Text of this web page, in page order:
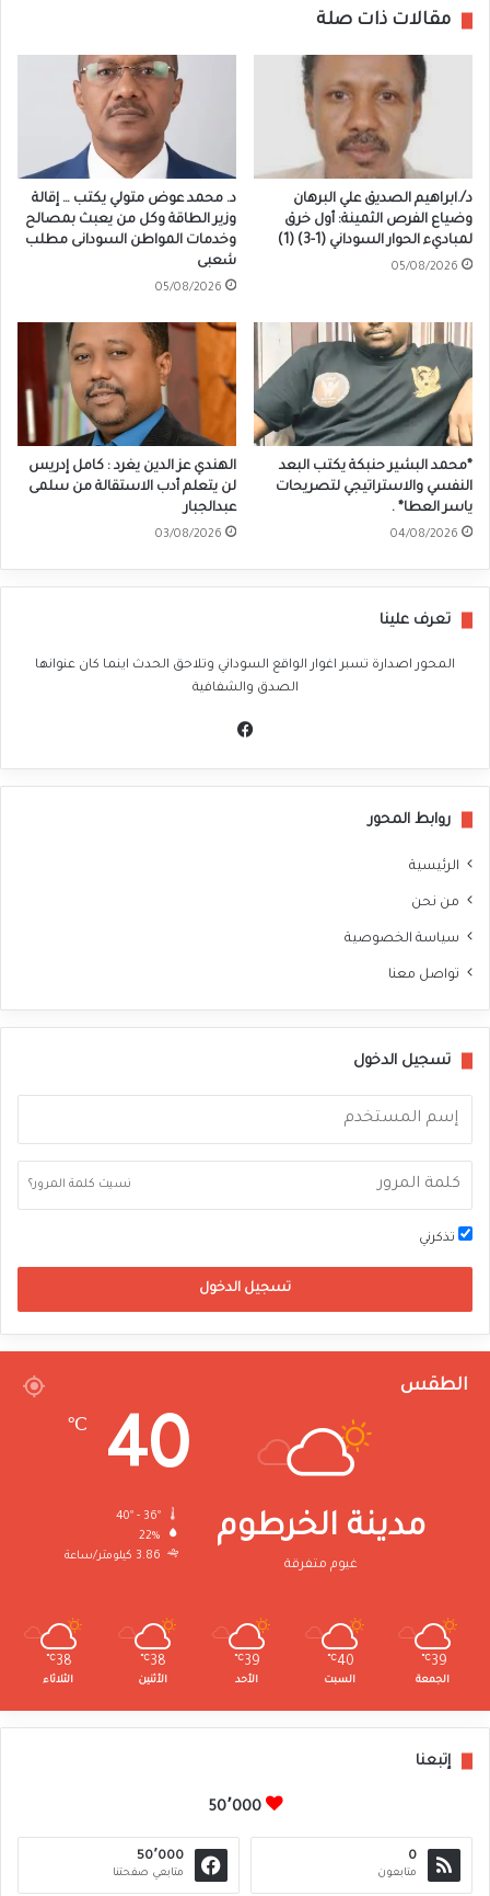
مقالات ذات صلة
د/.ابراهيم الصديق علي البرهان
وضياع الفرص الثمينة: أول خرق
لمباديء الحوار السوداني (1-3) (1)
05/08/2026
د. محمد عوض متولي يكتب … إقالة
وزير الطاقة وكل من يعبث بمصالح
وخدمات المواطن السودانى مطلب
شعبى
05/08/2026
*محمد البشير حنبكة يكتب البعد
النفسي والاستراتيجي لتصريحات
ياسر العطا* .
04/08/2026
الهندي عز الدين يغرد : كامل إدريس
لن يتعلم أدب الاستقالة من سلمى
عبدالجبار
03/08/2026
تعرف علينا
المحور اصدارة تسبر اغوار الواقع السوداني وتلاحق الحدث اينما كان عنوانها
الصدق والشفافية
روابط المحور
الرئيسية
من نحن
سياسة الخصوصية
تواصل معنا
تسجيل الدخول
نسيت كلمة المرور؟
تذكرني
تسجيل الدخول
الطقس
مدينة الخرطوم
غيوم متفرقة
40
℃
22%
3.86 كيلومتر/ساعة
39
℃
الجمعة
40
℃
السبت
39
℃
الأحد
38
℃
الأثنين
38
℃
الثلاثاء
إتبعنا
50٬000
0
متابعون
50٬000
متابعي صفحتنا